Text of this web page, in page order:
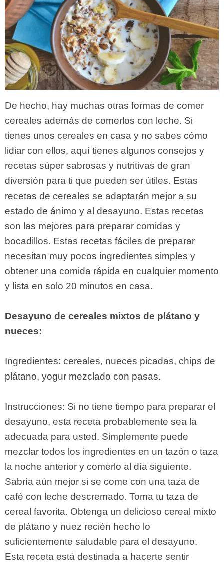
De hecho, hay muchas otras formas de comer
cereales además de comerlos con leche. Si
tienes unos cereales en casa y no sabes cómo
lidiar con ellos, aquí tienes algunos consejos y
recetas súper sabrosas y nutritivas de gran
diversión para ti que pueden ser útiles. Estas
recetas de cereales se adaptarán mejor a su
estado de ánimo y al desayuno. Estas recetas
son las mejores para preparar comidas y
bocadillos. Estas recetas fáciles de preparar
necesitan muy pocos ingredientes simples y
obtener una comida rápida en cualquier momento
y lista en solo 20 minutos en casa.
Desayuno de cereales mixtos de plátano y
nueces:
Ingredientes: cereales, nueces picadas, chips de
plátano, yogur mezclado con pasas.
Instrucciones: Si no tiene tiempo para preparar el
desayuno, esta receta probablemente sea la
adecuada para usted. Simplemente puede
mezclar todos los ingredientes en un tazón o taza
la noche anterior y comerlo al día siguiente.
Sabría aún mejor si se come con una taza de
café con leche descremado. Toma tu taza de
cereal favorita. Obtenga un delicioso cereal mixto
de plátano y nuez recién hecho lo
suficientemente saludable para el desayuno.
Esta receta está destinada a hacerte sentir